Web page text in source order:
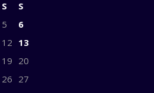
S
S
5
6
12 13
19 20
26 27